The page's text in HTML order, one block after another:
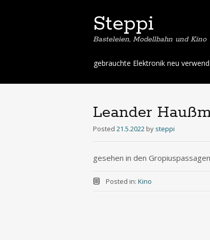
Steppi
Basteleien, Modellbahn und Kino
Skip
content
gebrauchte Elektronik neu
Leander
Posted 21.5.2022 by steppi
gesehen in den
Posted in: Kino